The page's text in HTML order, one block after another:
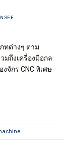
ทต่างๆ ตาม
ถึงเครื่องมือกล
จักร CNC พิเศษ